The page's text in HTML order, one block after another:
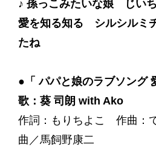
♪ 孫っこみたいな娘 じい
愛を知る知る シルシルミ
たね
●「 パパと娘のラブソング
歌：葵 司朗 with Ako
作詞：もりちよこ 作曲：
曲／馬飼野康二